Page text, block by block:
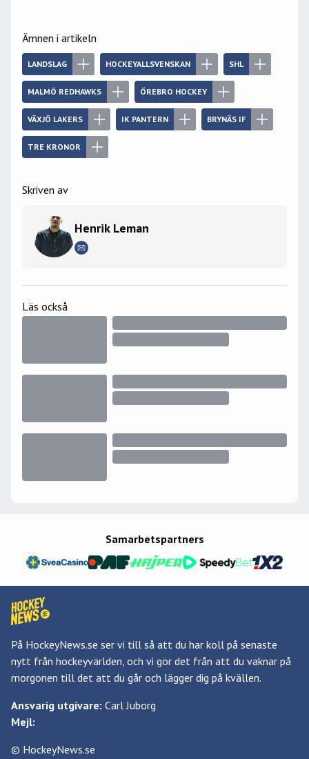
Ämnen i artikeln
LANDSLAG HOCKEYALLSVENSKAN SHL
MALMÖ REDHAWKS ÖREBRO HOCKEY
VÄXJÖ LAKERS IK PANTERN BRYNÄS IF
TRE KRONOR
Skriven av
Henrik Leman
Läs också
Samarbetspartners
På HockeyNews.se ser vi till så att du har koll på senaste
nytt från hockeyvärlden, och vi gör det från att du vaknar på
morgonen till det att du går och lägger dig på kvällen.
Ansvarig utgivare: Carl Juborg
Mejl:
© HockeyNews.se